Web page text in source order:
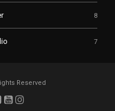
8
7
Reserved